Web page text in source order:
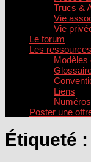
Trucs &
Vie
Vie
Le forum
Les ressources
Modèles
Liens
Poster une
Étiqueté :